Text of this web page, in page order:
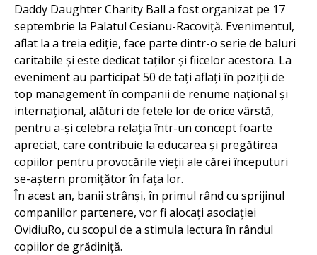
Daddy Daughter Charity Ball a fost organizat pe 17
septembrie la Palatul Cesianu-Racoviță. Evenimentul,
aflat la a treia ediție, face parte dintr-o serie de baluri
caritabile și este dedicat taților și fiicelor acestora. La
eveniment au participat 50 de tați aflați în poziții de
top management în companii de renume național și
internațional, alături de fetele lor de orice vârstă,
pentru a-și celebra relația într-un concept foarte
apreciat, care contribuie la educarea și pregătirea
copiilor pentru provocările vieții ale cărei începuturi
se-aștern promițător în fața lor.
În acest an, banii strânși, în primul rând cu sprijinul
companiilor partenere, vor fi alocați asociației
OvidiuRo, cu scopul de a stimula lectura în rândul
copiilor de grădiniță.